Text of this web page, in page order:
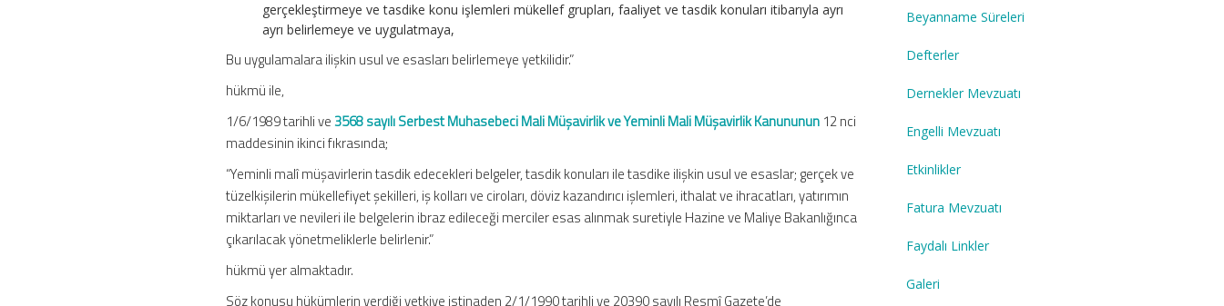
gerçekleştirmeye ve tasdike konu işlemleri mükellef grupları, faaliyet ve tasdik konuları itibarıyla ayrı
ayrı belirlemeye ve uygulatmaya,
Bu uygulamalara ilişkin usul ve esasları belirlemeye yetkilidir.”
hükmü ile,
1/6/1989 tarihli ve3568 sayılı Serbest Muhasebeci Mali Müşavirlik ve Yeminli Mali Müşavirlik Kanununun 12 nci
maddesinin ikinci fıkrasında;
“Yeminli malî müşavirlerin tasdik edecekleri belgeler, tasdik konuları ile tasdike ilişkin usul ve esaslar; gerçek ve
tüzelkişilerin mükellefiyet şekilleri, iş kolları ve ciroları, döviz kazandırıcı işlemleri, ithalat ve ihracatları, yatırımın
miktarları ve nevileri ile belgelerin ibraz edileceği merciler esas alınmak suretiyle Hazine ve Maliye Bakanlığınca
çıkarılacak yönetmeliklerle belirlenir.”
hükmü yer almaktadır.
Söz konusu hükümlerin verdiği yetkiye istinaden 2/1/1990 tarihli ve 20390 sayılı Resmî Gazete’de
Beyanname Süreleri
Defterler
Dernekler Mevzuatı
Engelli Mevzuatı
Etkinlikler
Fatura Mevzuatı
Faydalı Linkler
Galeri